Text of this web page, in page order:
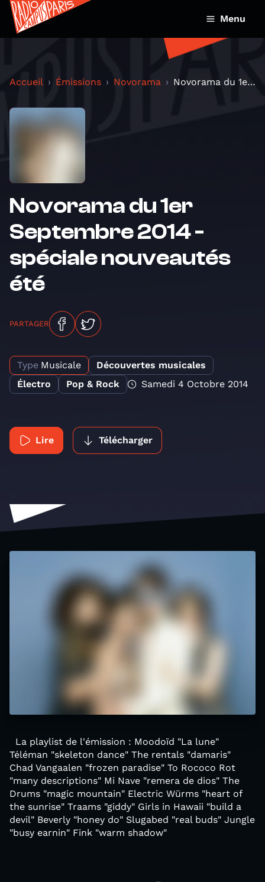
Menu
Accueil Émissions Novorama Novorama du 1er Septembre 2014 - spéciale nouveaut...
Novorama du 1er
Septembre 2014 -
spéciale nouveautés
été
PARTAGER
Type Musicale
Découvertes musicales
Électro
Pop & Rock Samedi 4 Octobre 2014
Lire Télécharger
La playlist de l'émission : Moodoïd "La lune"
Téléman "skeleton dance" The rentals "damaris"
Chad Vangaalen "frozen paradise" To Rococo Rot
"many descriptions" Mi Nave "remera de dios" The
Drums "magic mountain" Electric Würms "heart of
the sunrise" Traams "giddy" Girls in Hawaii "build a
devil" Beverly "honey do" Slugabed "real buds" Jungle
"busy earnin" Fink "warm shadow"